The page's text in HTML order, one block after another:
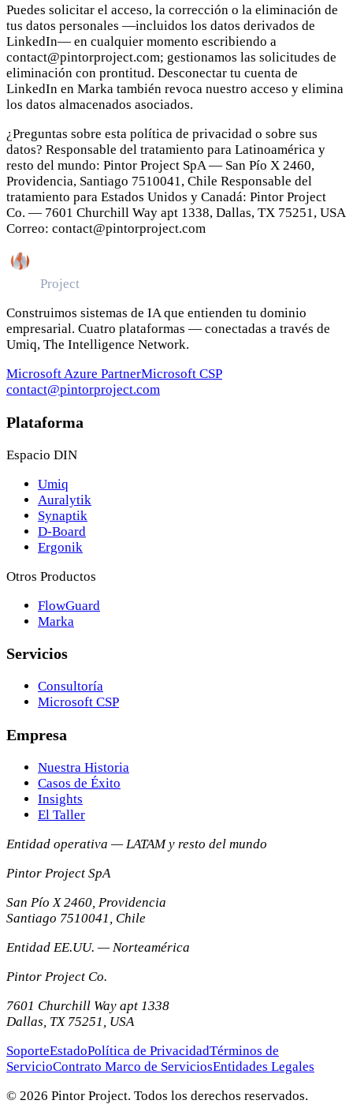
Puedes solicitar el acceso, la corrección o la eliminación de
tus datos personales —incluidos los datos derivados de
LinkedIn— en cualquier momento escribiendo a
contact@pintorproject.com; gestionamos las solicitudes de
eliminación con prontitud. Desconectar tu cuenta de
LinkedIn en Marka también revoca nuestro acceso y elimina
los datos almacenados asociados.
¿Preguntas sobre esta política de privacidad o sobre sus
datos? Responsable del tratamiento para Latinoamérica y
resto del mundo: Pintor Project SpA — San Pío X 2460,
Providencia, Santiago 7510041, Chile Responsable del
tratamiento para Estados Unidos y Canadá: Pintor Project
Co. — 7601 Churchill Way apt 1338, Dallas, TX 75251, USA
Correo: contact@pintorproject.com
Project
Construimos sistemas de IA que entienden tu dominio
empresarial. Cuatro plataformas — conectadas a través de
Umiq, The Intelligence Network.
Microsoft Azure PartnerMicrosoft CSP
contact@pintorproject.com
Plataforma
Espacio DIN
Umiq
Auralytik
Synaptik
D-Board
Ergonik
Otros Productos
FlowGuard
Marka
Servicios
Consultoría
Microsoft CSP
Empresa
Nuestra Historia
Casos de Éxito
Insights
El Taller
Entidad operativa — LATAM y resto del mundo
Pintor Project SpA
San Pío X 2460, Providencia
Santiago 7510041, Chile
Entidad EE.UU. — Norteamérica
Pintor Project Co.
7601 Churchill Way apt 1338
Dallas, TX 75251, USA
SoporteEstadoPolítica de PrivacidadTérminos de
ServicioContrato Marco de ServiciosEntidades Legales
© 2026 Pintor Project. Todos los derechos reservados.